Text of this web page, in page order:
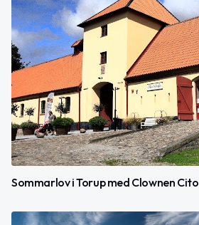
Sommarlov i Torup med Clownen Cito